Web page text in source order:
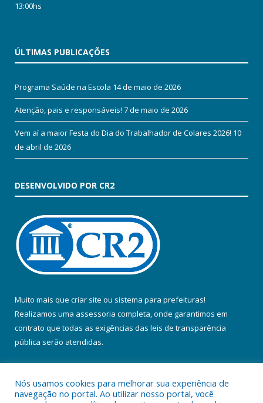
13:00hs
ÚLTIMAS PUBLICAÇÕES
Programa Saúde na Escola 14 de maio de 2026
Atenção, pais e responsáveis! 7 de maio de 2026
Vem aí a maior Festa do Dia do Trabalhador de Colares 2026! 10
de abril de 2026
DESENVOLVIDO POR CR2
Muito mais que criar site ou sistema para prefeituras!
Realizamos uma assessoria completa, onde garantimos em
contrato que todas as exigências das leis de transparência
pública serão atendidas.
Nós usamos cookies para melhorar sua experiência de
navegação no portal. Ao utilizar nosso portal, você